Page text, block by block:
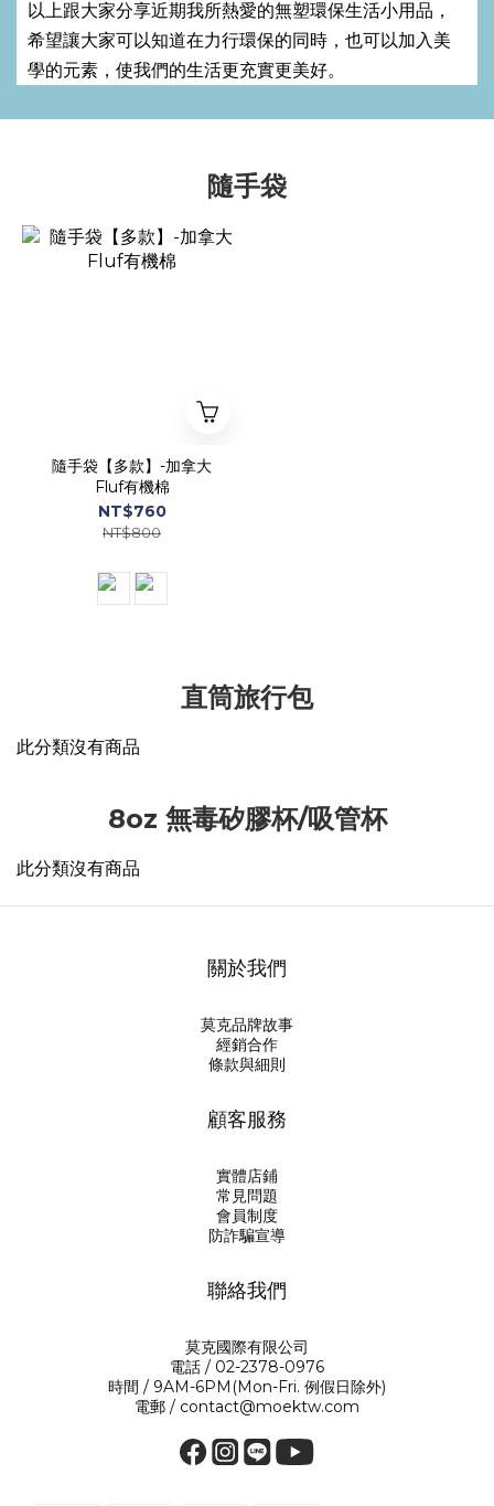
以上跟大家分享近期我所熱愛的無塑環保生活小用品，
希望讓大家可以知道在力行環保的同時，也可以加入美
學的元素，使我們的生活更充實更美好。
隨手袋
隨手袋【多款】-加拿大
Fluf有機棉
NT$760
NT$800
直筒旅行包
此分類沒有商品
8oz 無毒矽膠杯/吸管杯
此分類沒有商品
關於我們
莫克品牌故事
經銷合作
條款與細則
顧客服務
實體店鋪
常見問題
會員制度
防詐騙宣導
聯絡我們
莫克國際有限公司
電話 / 02-2378-0976
時間 / 9AM-6PM(Mon-Fri. 例假日除外)
電郵 / contact@moektw.com